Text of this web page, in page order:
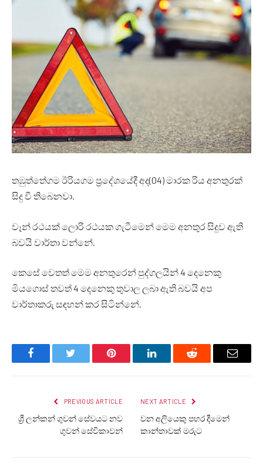
තඹුත්තේගම ඊරියගම ප්‍රදේශයේදී අද(04) මාරක රිය අනතුරක්
සිදු වී තිබෙනවා.
වෑන් රථයක් ලොරි රථයක ගැටීමෙන් මෙම අනතුර සිදුව ඇති
බවයි වාර්තා වන්නේ.
කෙසේ වෙතත් මෙම අනතුරෙන් පුද්ගලයින් 4 දෙනෙකු
මියගොස් තවත් 4 දෙනෙකු තුවාල ලබා ඇති බවයි අප
වාර්තාකරු සඳහන් කර සිටින්නේ.
FacebookTwitter Pinterest LinkedInReddit Email
PREVIOUS ARTICLE
ශ්‍රී ලන්කන් ගුවන් සේවයට නව
ගුවන් සේවිකාවන්
NEXT ARTICLE
වන අලියෙකු පහර දීමෙන්
කාන්තාවක් මරුට